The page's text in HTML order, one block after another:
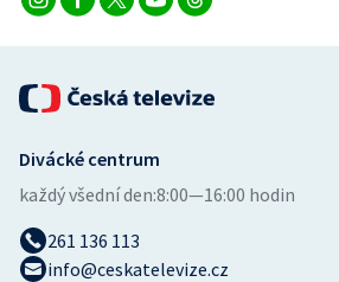
Divácké centrum
každý všední den:8:00—16:00 hodin
261 136 113
info@ceskatelevize.cz